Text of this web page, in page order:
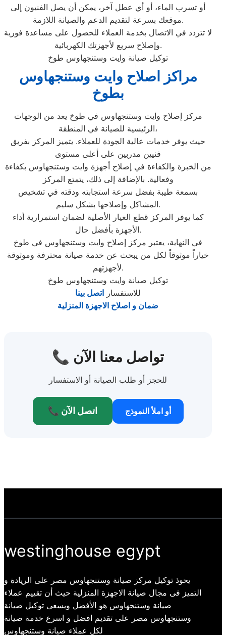
أو تسرب الماء، أو أي عطل آخر، يمكن أن يصل الفنيون إلى
موقعك بسرعة لتقديم الدعم والصيانة اللازمة.
لا تتردد في الاتصال بخدمة العملاء للحصول على مساعدة فورية
وإصلاح سريع لأجهزتك الكهربائية.
توكيل صيانة وايت وستنجهاوس طوخ
مراكز اصلاح وايت وستنجهاوس
بطوخ
مركز إصلاح وايت وستنجهاوس في طوخ يعد من الوجهات
الرئيسية للصيانة في المنطقة،
حيث يوفر خدمات عالية الجودة للعملاء. يتميز المركز بفريق
فنيين مدربين على أعلى مستوى
من الخبرة والكفاءة في إصلاح أجهزة وايت وستنجهاوس بكفاءة
وفعالية. بالإضافة إلى ذلك، يتمتع المركز
بسمعة طيبة بفضل سرعة استجابته ودقته في تشخيص
المشاكل وإصلاحها بشكل سليم.
كما يوفر المركز قطع الغيار الأصلية لضمان استمرارية أداء
الأجهزة بأفضل حال.
في النهاية، يعتبر مركز إصلاح وايت وستنجهاوس في طوخ
خياراً موثوقاً لكل من يبحث عن خدمة صيانة محترفة وموثوقة
لأجهزتهم.
توكيل صيانة وايت وستنجهاوس طوخ
للاستفسار اتصل بينا
ضمان و اصلاح الاجهزة المنزلية
📞 تواصل معنا الآن
للحجز أو طلب الصيانة أو الاستفسار
📞 اتصل الآن أو املأ النموذج
westinghouse egypt
يحوذ توكيل مركز صيانة وستنجهاوس مصر على الريادة و
التميز فى مجال صيانة الاجهزة المنزلية حيث أن تقييم عملاء
صيانة وستنجهاوس هو الأفضل ويسعى توكيل صيانة
وستنجهاوس مصر على تقديم افضل و اسرع خدمة صيانة
لكل عملاء صيانة وستنجهاوس